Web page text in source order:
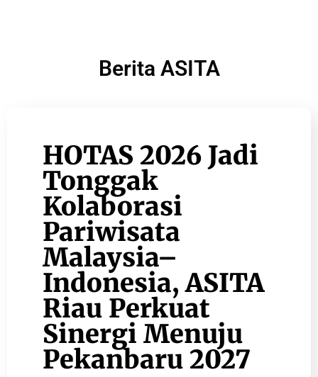
Berita ASITA
HOTAS 2026 Jadi
Tonggak
Kolaborasi
Pariwisata
Malaysia–
Indonesia, ASITA
Riau Perkuat
Sinergi Menuju
Pekanbaru 2027